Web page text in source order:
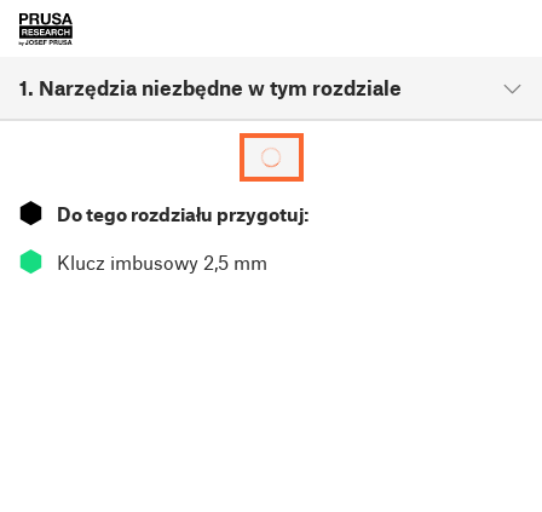
1. Narzędzia niezbędne w tym rozdziale
⬢ Do tego rozdziału przygotuj:
⬢ Klucz imbusowy 2,5 mm